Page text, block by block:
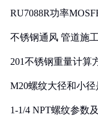
RU7088R功率
不锈钢通风 管道施工
201不锈钢重量计算
M20螺纹大径和小径
1-1/4 NPT螺纹参数